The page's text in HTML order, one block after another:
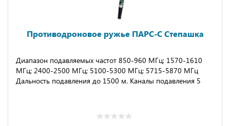
Противодроновое ружье ПАРС-С Степашка
Диапазон подавляемых частот 850-960 МГц; 1570-1610
МГц; 2400-2500 МГц; 5100-5300 МГц; 5715-5870 МГц
Дальность подавления до 1500 м. Каналы подавления 5